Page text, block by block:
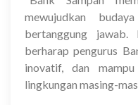
mewujudkan
bertanggung
berharap pengurus
inovatif, dan
lingkungan masing-